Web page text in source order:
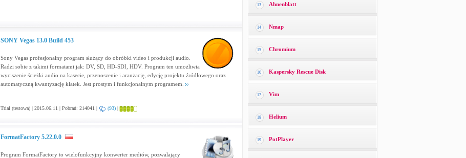
SONY Vegas 13.0 Build 453
Sony Vegas profesjonalny program służący do obróbki video i produkcji audio.
Radzi sobie z takimi formatami jak: DV, SD, HD-SDI, HDV. Program ten umożliwia
wyciszenie ścieżki audio na kasecie, przenoszenie i aranżację, edycję projektu źródłowego oraz
automatyczną kwantyzację klatek. Jest prostym i funkcjonalnym programem.
Trial (testowa) | 2015.06.11 | Pobrań: 214041 | (93)|
FormatFactory 5.22.0.0
Program FormatFactory to wielofunkcyjny konwerter mediów, pozwalający
13 Ahnenblatt
14 Nmap
15 Chromium
16 Kaspersky Rescue Disk
17 Vim
18 Helium
19 PotPlayer